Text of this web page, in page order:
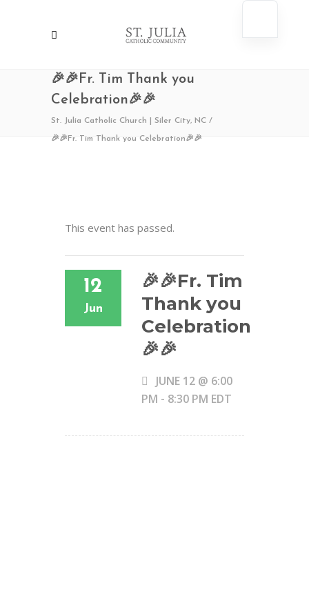
🎉🎉Fr. Tim Thank you
Celebration🎉🎉
St. Julia Catholic Church | Siler City, NC /
🎉🎉Fr. Tim Thank you Celebration🎉🎉
This event has passed.
12
Jun
🎉🎉Fr. Tim
Thank you
Celebration
🎉🎉
JUNE 12 @ 6:00
PM - 8:30 PM EDT